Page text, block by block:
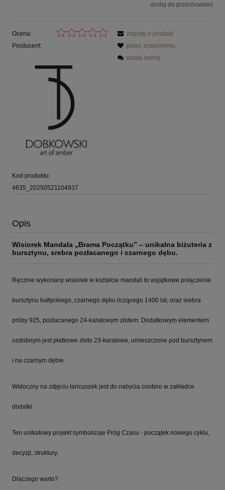
dodaj do przechowalni
Ocena:
Producent:
Kod produktu:
4635_20250521104937
zapytaj o produkt
poleć znajomemu
dodaj opinię
Opis
Wisiorek Mandala „Brama Początku” – unikalna biżuteria z
bursztynu, srebra pozłacanego i czarnego dębu.
Ręcznie wykonany wisiorek w kształcie mandali to wyjątkowe połączenie
bursztynu bałtyckiego, czarnego dębu liczącego 1400 lat, oraz srebra
próby 925, pozłacanego 24-karatowym złotem. Dodatkowym elementem
ozdobnym jest płatkowe złoto 23-karatowe, umieszczone pod bursztynem
i na czarnym dębie.
Widoczny na zdjęciu łańcuszek jest do nabycia osobno w zakładce
dodatki.
Ten unikatowy projekt symbolizuje Próg Czasu - początek nowego cyklu,
decyzji, struktury.
Dlaczego warto?